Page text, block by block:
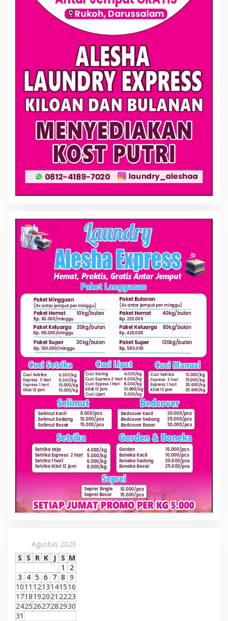
Agustus 2026
S S R K J S M
1
2
3 4 5 6 7 8 9
1011 1213141516
1718192021 2223
24252627282930
31